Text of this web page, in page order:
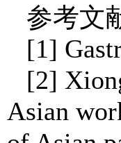
参考文
[1]
[2]
Asian